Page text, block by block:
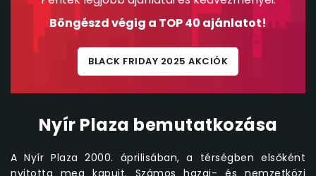
Böngészd végig a TOP 40 ajánlatot!
BLACK FRIDAY 2025 AKCIÓK
Nyír Plaza bemutatkozása
A Nyír Plaza 2000. áprilisában, a térségben elsőként
nyitotta meg kapuit. Számos hazai- és nemzetközi